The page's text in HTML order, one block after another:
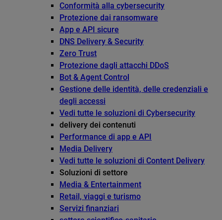
Conformità alla cybersecurity
Protezione dai ransomware
App e API sicure
DNS Delivery & Security
Zero Trust
Protezione dagli attacchi DDoS
Bot & Agent Control
Gestione delle identità, delle credenziali e
degli accessi
Vedi tutte le soluzioni di Cybersecurity
delivery dei contenuti
Performance di app e API
Media Delivery
Vedi tutte le soluzioni di Content Delivery
Soluzioni di settore
Media & Entertainment
Retail, viaggi e turismo
Servizi finanziari